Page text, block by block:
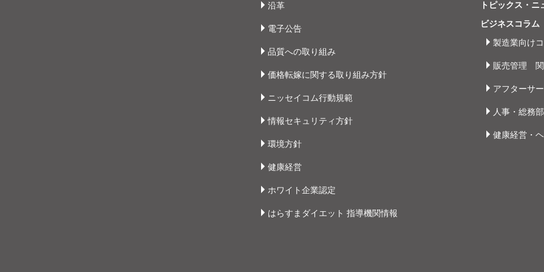
沿革
電子公告
品質への取り組み
価格転嫁に関する取り組み方針
ニッセイコム行動規範
情報セキュリティ方針
環境方針
健康経営
ホワイト企業認定
はらすまダイエット 指導機関情報
トピックス・ニ
ビジネスコラム
製造業向け
販売管理 関
アフターサ
人事・総務
健康経営・